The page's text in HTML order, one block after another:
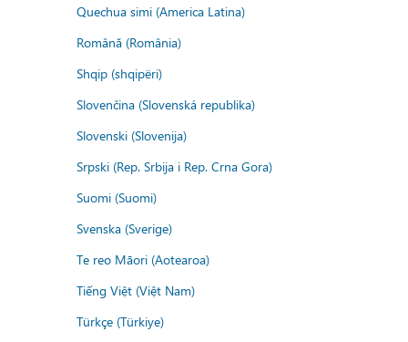
Quechua simi (America Latina)
Română (România)
Shqip (shqipëri)
Slovenčina (Slovenská republika)
Slovenski (Slovenija)
Srpski (Rep. Srbija i Rep. Crna Gora)
Suomi (Suomi)
Svenska (Sverige)
Te reo Māori (Aotearoa)
Tiếng Việt (Việt Nam)
Türkçe (Türkiye)